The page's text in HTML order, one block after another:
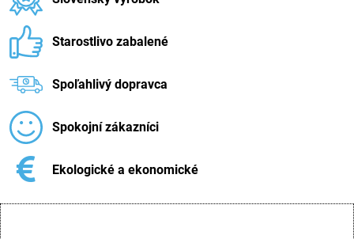
Starostlivo zabalené
Spoľahlivý dopravca
Spokojní zákazníci
Ekologické a ekonomické